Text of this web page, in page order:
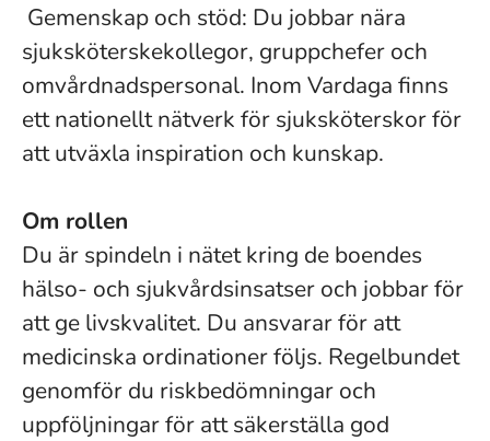
Gemenskap och stöd: Du jobbar nära
sjuksköterskekollegor, gruppchefer och
omvårdnadspersonal. Inom Vardaga finns
ett nationellt nätverk för sjuksköterskor för
att utväxla inspiration och kunskap.
Om rollen
Du är spindeln i nätet kring de boendes
hälso- och sjukvårdsinsatser och jobbar för
att ge livskvalitet. Du ansvarar för att
medicinska ordinationer följs. Regelbundet
genomför du riskbedömningar och
uppföljningar för att säkerställa god